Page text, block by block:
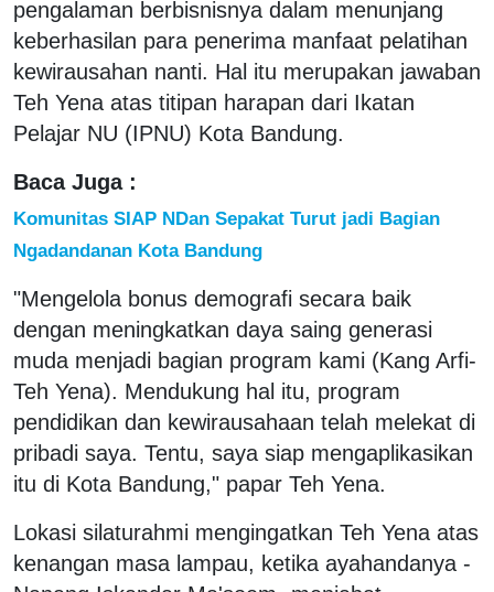
pengalaman berbisnisnya dalam menunjang
keberhasilan para penerima manfaat pelatihan
kewirausahan nanti. Hal itu merupakan jawaban
Teh Yena atas titipan harapan dari Ikatan
Pelajar NU (IPNU) Kota Bandung.
Baca Juga :
Komunitas SIAP NDan Sepakat Turut jadi Bagian
Ngadandanan Kota Bandung
"Mengelola bonus demografi secara baik
dengan meningkatkan daya saing generasi
muda menjadi bagian program kami (Kang Arfi-
Teh Yena). Mendukung hal itu, program
pendidikan dan kewirausahaan telah melekat di
pribadi saya. Tentu, saya siap mengaplikasikan
itu di Kota Bandung," papar Teh Yena.
Lokasi silaturahmi mengingatkan Teh Yena atas
kenangan masa lampau, ketika ayahandanya -